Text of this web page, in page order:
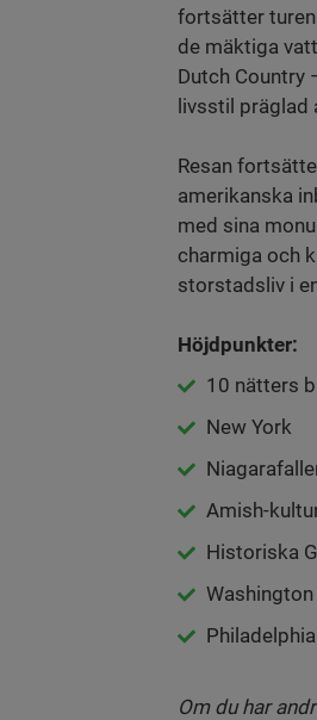
fortsätter
de mäktiga
Dutch Country
livsstil präglad
Resan
amerikanska
med sina
charmiga och
storstadsliv i
Höjdpunkter:
10 nätters
New York
Amish-
Historiska
Washington
Philadelphia
Om du har